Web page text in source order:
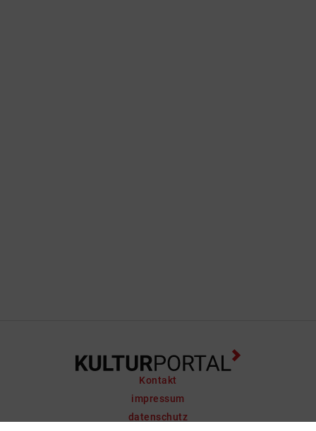
Kontakt
impressum
datenschutz